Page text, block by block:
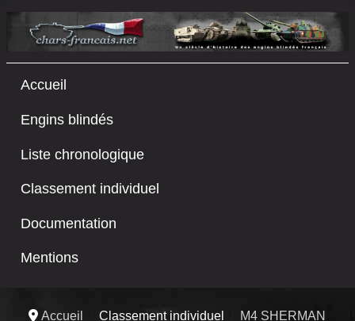
Accueil
Engins blindés
Liste chronologique
Classement individuel
Documentation
Mentions
Accueil Classement individuel
M4 SHERMAN